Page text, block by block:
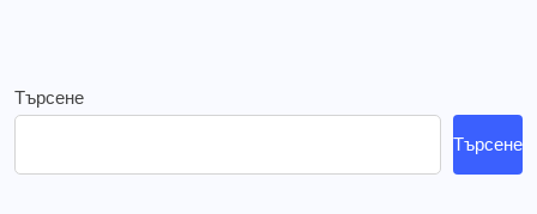
Търсене
Търсене